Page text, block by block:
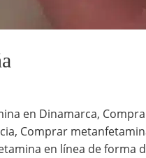
en Dinamarca,
Comprar
en línea de forma